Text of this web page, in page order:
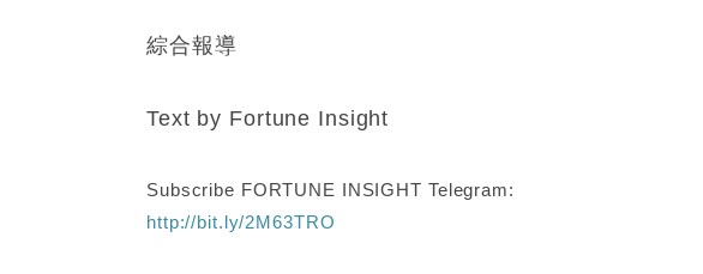
綜合報導
Text by Fortune Insight
Subscribe FORTUNE INSIGHT Telegram:
http://bit.ly/2M63TRO